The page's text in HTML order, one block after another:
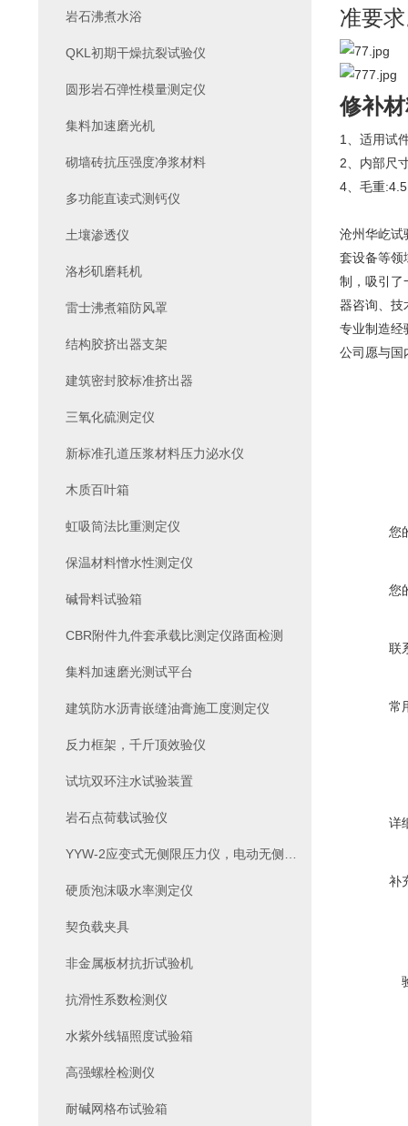
准要
修补
1、适用试
2、内部尺
4、毛重
沧州华屹试
套设备等领
制，吸引了
器咨询、技
专业制造经
公司愿与国
您
您
联
常
详
补
岩石沸煮水浴
QKL初期干燥抗裂试验仪
圆形岩石弹性模量测定仪
集料加速磨光机
砌墙砖抗压强度净浆材料
多功能直读式测钙仪
土壤渗透仪
洛杉矶磨耗机
雷士沸煮箱防风罩
结构胶挤出器支架
建筑密封胶标准挤出器
三氧化硫测定仪
新标准孔道压浆材料压力泌水仪
木质百叶箱
虹吸筒法比重测定仪
保温材料憎水性测定仪
碱骨料试验箱
CBR附件九件套承载比测定仪路面检测
集料加速磨光测试平台
建筑防水沥青嵌缝油膏施工度测定仪
反力框架，千斤顶效验仪
试坑双环注水试验装置
岩石点荷载试验仪
硬质泡沫吸水率测定仪
契负载夹具
非金属板材抗折试验机
抗滑性系数检测仪
水紫外线辐照度试验箱
高强螺栓检测仪
耐碱网格布试验箱